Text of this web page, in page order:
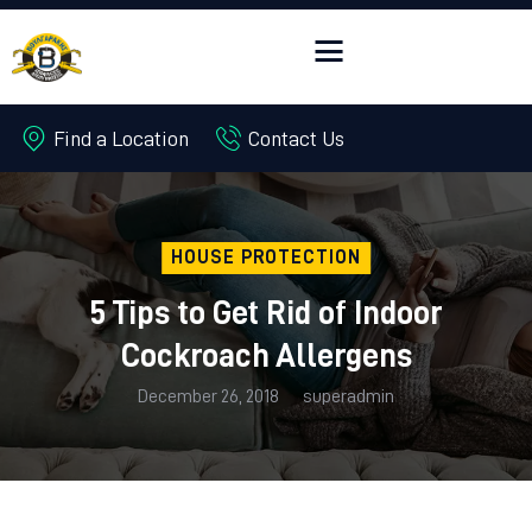
Find a Location Contact Us
HOUSE PROTECTION
5 Tips to Get Rid of Indoor
Cockroach Allergens
December 26, 2018 superadmin
Αρχική
Περιοχές
Αποφράξεις
Απολυμάνσεις
Επικοινωνία